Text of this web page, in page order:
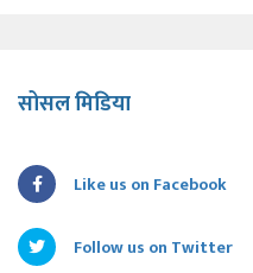
सोसल मिडिया
Like us on Facebook
Follow us on Twitter